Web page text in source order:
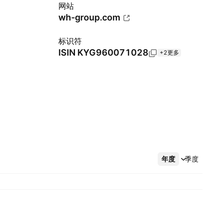
网站
wh-group.com
标识符
ISIN KYG960071028 +2更多
年度 季度
更多